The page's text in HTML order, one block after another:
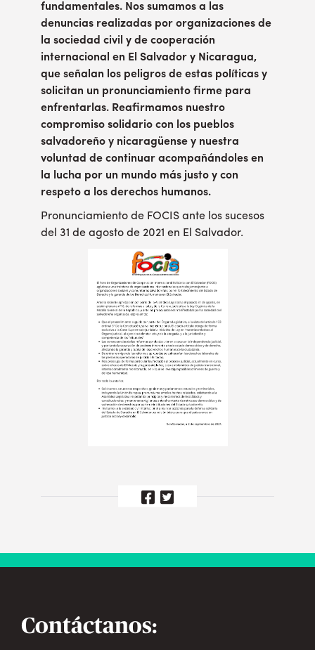
fundamentales. Nos sumamos a las
denuncias realizadas por organizaciones de
la sociedad civil y de cooperación
internacional en El Salvador y Nicaragua,
que señalan los peligros de estas políticas y
solicitan un pronunciamiento firme para
enfrentarlas. Reafirmamos nuestro
compromiso solidario con los pueblos
salvadoreño y nicaragüense y nuestra
voluntad de continuar acompañándoles en
la lucha por un mundo más justo y con
respeto a los derechos humanos.
Pronunciamiento de FOCIS ante los sucesos
del 31 de agosto de 2021 en El Salvador.
Contáctanos: